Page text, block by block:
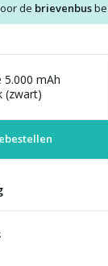
de brievenbus
5.000 mAh
(zwart)